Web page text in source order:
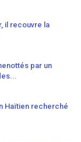
il recouvre la
par un
Haïtien recherché